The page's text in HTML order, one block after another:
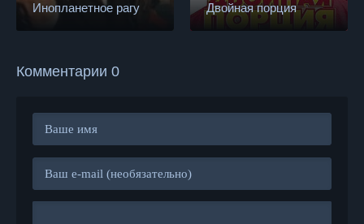
Инопланетное рагу Двойная порция
Комментарии 0